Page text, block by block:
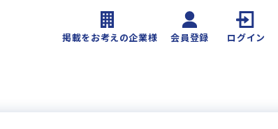
掲載をお考えの企業様 会員登録 ログイン